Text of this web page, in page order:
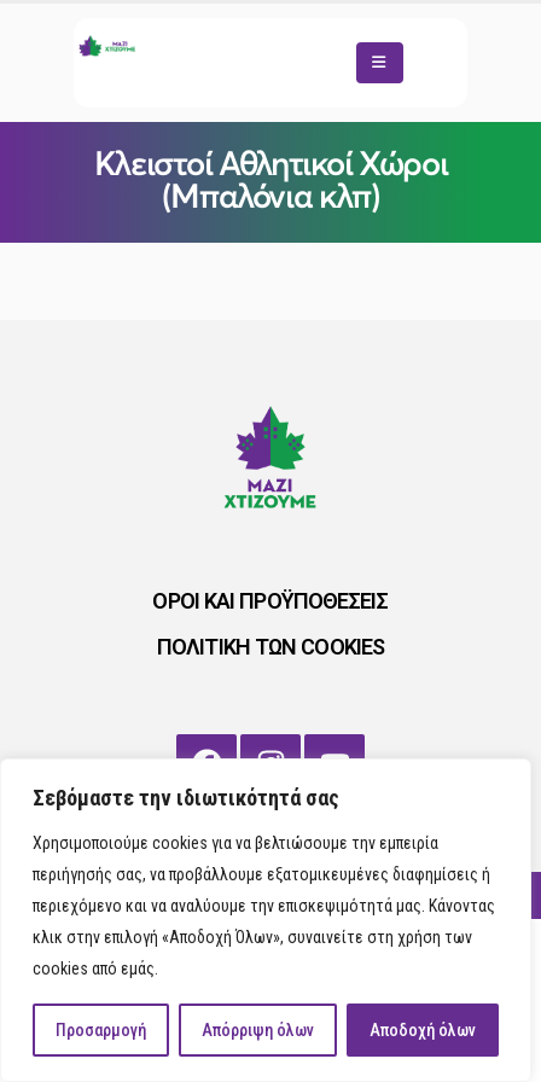
Σεβόμαστε την ιδιωτικότητά σας
Χρησιμοποιούμε cookies για να βελτιώσουμε την εμπειρία
περιήγησής σας, να προβάλλουμε εξατομικευμένες διαφημίσεις ή
περιεχόμενο και να αναλύουμε την επισκεψιμότητά μας. Κάνοντας
κλικ στην επιλογή «Αποδοχή Όλων», συναινείτε στη χρήση των
cookies από εμάς.
Προσαρμογή Απόρριψη όλων Αποδοχή όλων
Κλειστοί Αθλητικοί Χώροι
(Μπαλόνια κλπ)
ΟΡΟΙ ΚΑΙ ΠΡΟΫΠΟΘΕΣΕΙΣ
ΠΟΛΙΤΙΚΗ ΤΩΝ COOKIES
ΜΑΖΙ ΧΤΙΖΟΥΜΕ 2024